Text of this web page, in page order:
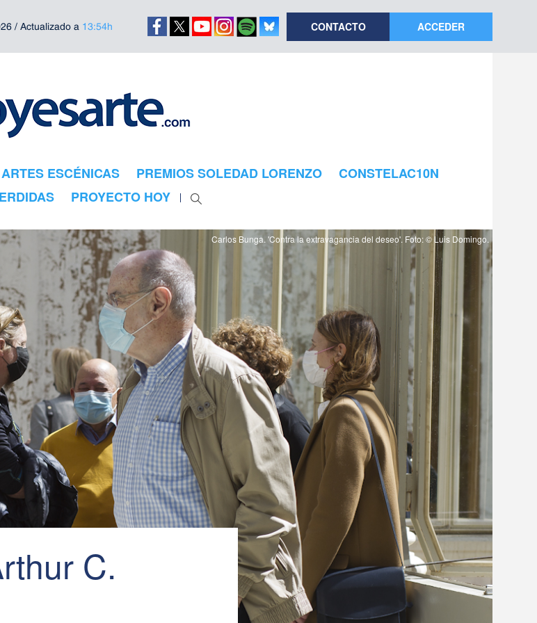
/ Actualizado a 13:54h CONTACTO ACCEDER
ARTES ESCÉNICAS PREMIOS SOLEDAD LORENZO
CONSTELAC10N
PROYECTO HOY
Carlos Bunga. 'Contra la extravagancia del deseo'. Foto: © Luis Domingo.
C.